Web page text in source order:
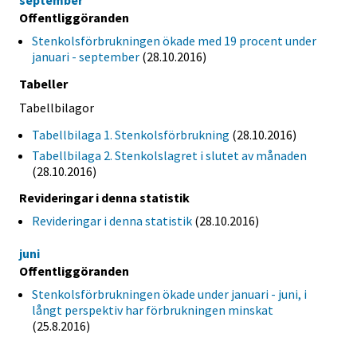
Offentliggöranden
Stenkolsförbrukningen ökade med 19 procent under
januari - september (28.10.2016)
Tabeller
Tabellbilagor
Tabellbilaga 1. Stenkolsförbrukning (28.10.2016)
Tabellbilaga 2. Stenkolslagret i slutet av månaden
(28.10.2016)
Revideringar i denna statistik
Revideringar i denna statistik (28.10.2016)
juni
Offentliggöranden
Stenkolsförbrukningen ökade under januari - juni, i
långt perspektiv har förbrukningen minskat
(25.8.2016)